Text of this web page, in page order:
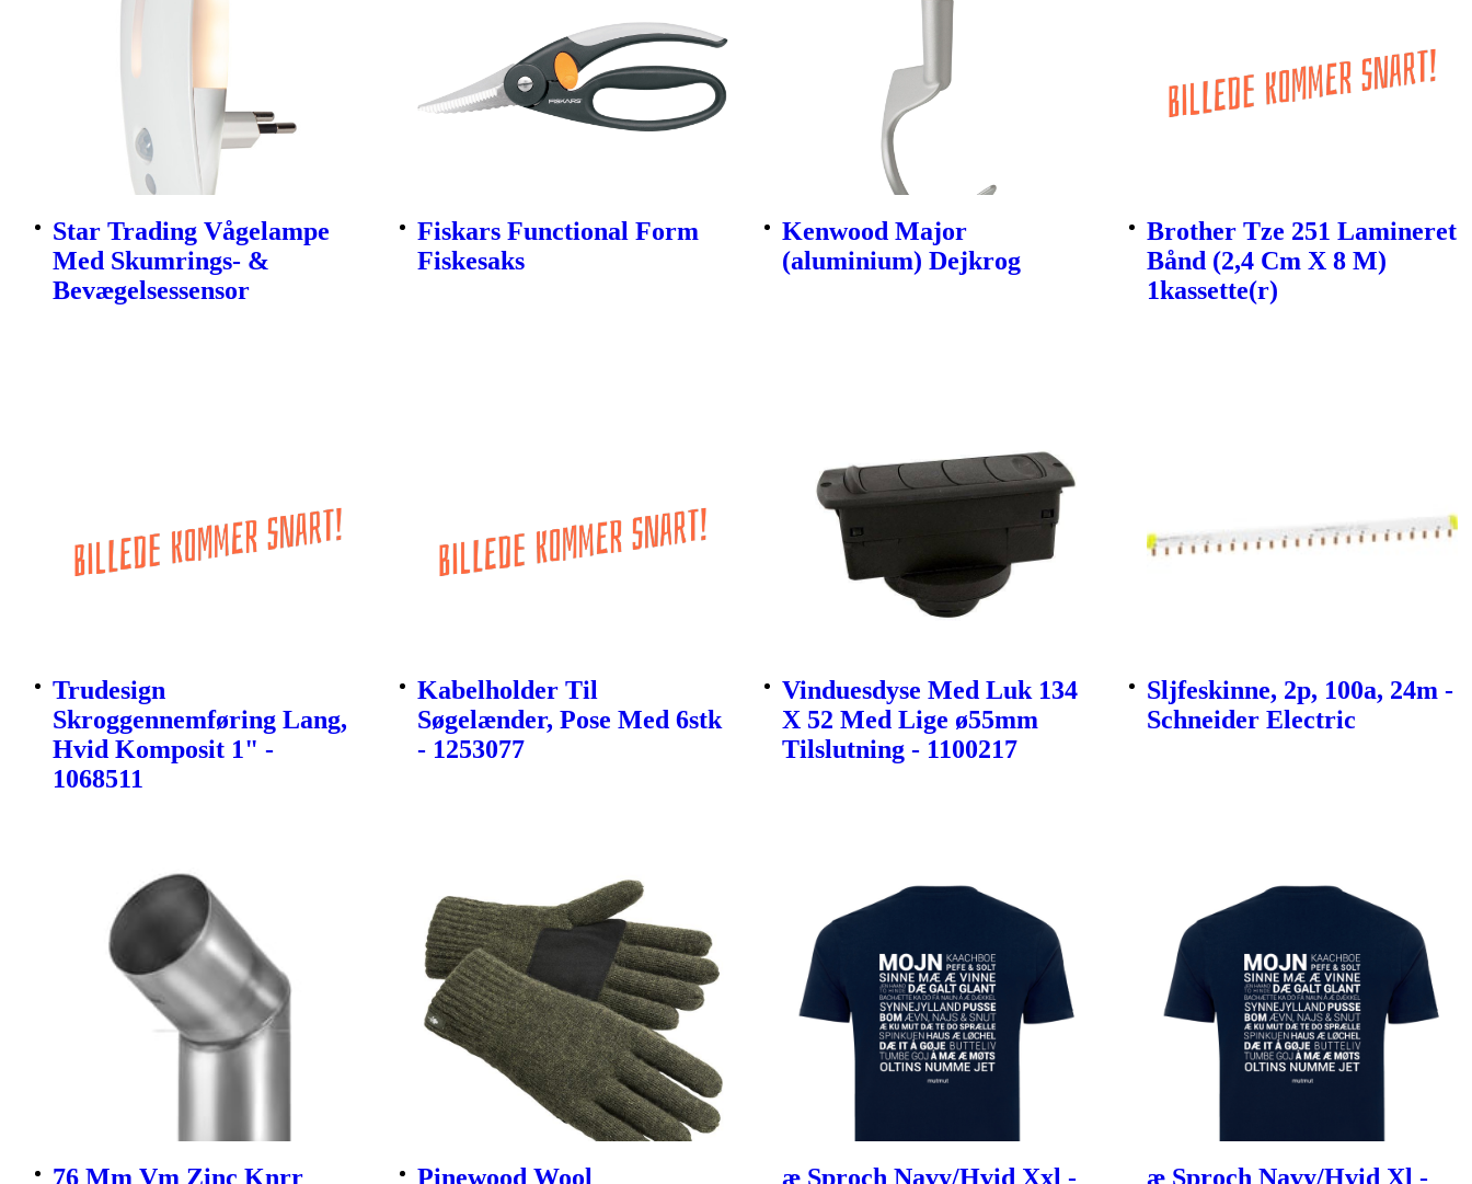
Star Trading Vågelampe
Med Skumrings- &
Bevægelsessensor
Fiskars Functional Form
Fiskesaks
Kenwood Major
(aluminium) Dejkrog
Brother Tze 251 Lamineret
Bånd (2,4 Cm X 8 M)
1kassette(r)
Trudesign
Skroggennemføring Lang,
Hvid Komposit 1" -
1068511
Kabelholder Til
Søgelænder, Pose Med 6stk
- 1253077
Vinduesdyse Med Luk 134
X 52 Med Lige ø55mm
Tilslutning - 1100217
Sljfeskinne, 2p, 100a, 24m -
Schneider Electric
76 Mm Vm Zinc Knrr
Pinewood Wool
æ Sproch Navy/Hvid Xxl -
æ Sproch Navy/Hvid Xl -